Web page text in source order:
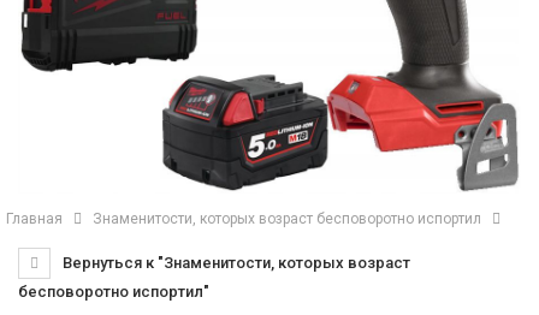
Главная Знаменитости, которых возраст бесповоротно испортил
Вернуться к "Знаменитости, которых возраст
бесповоротно испортил"